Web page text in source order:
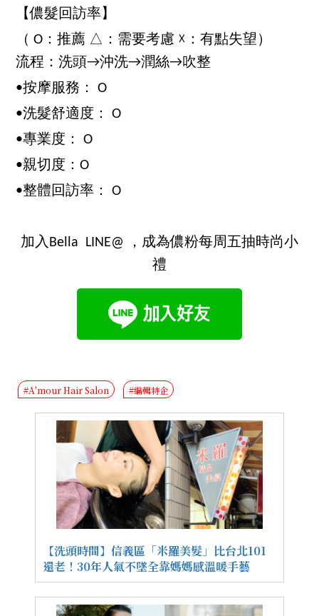
【儂髮回訪率】
（ O：推薦 △：需要考慮 ☓：有點失望）
流程：洗頭→沖洗→潤絲→吹整
•按摩服務： O
•洗髮舒適度： O
•專業度： O
•親切度：O
•整體回訪率： O
加入Bella LINE@ ，成為儂粉每周五抽時尚小
禮
#A'mour Hair Salon #編輯特企
【洗頭時間】信義區「米羅美髮」比台北101
還老！30年人氣不墜全靠媽媽感溫暖手藝